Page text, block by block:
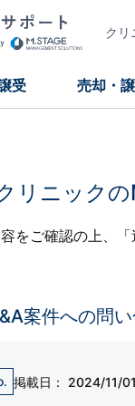
クリ
受 売却・
リニック
をご確認の上、「
案件への問い
掲載日： 2024/11/01